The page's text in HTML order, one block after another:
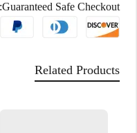
Guaranteed Safe Checkout:
Related Products